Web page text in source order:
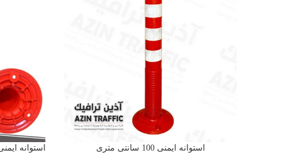
استوانه ایمنی 100 سانتی متری